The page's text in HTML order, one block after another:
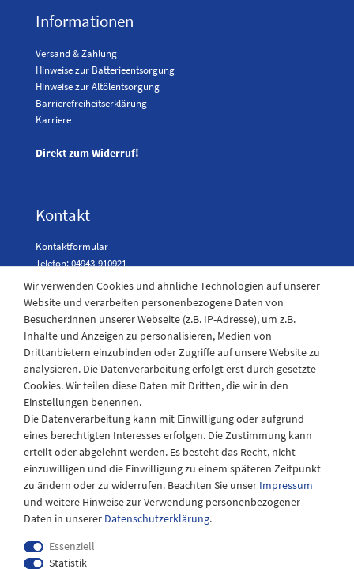
Informationen
Versand & Zahlung
Hinweise zur Batterieentsorgung
Hinweise zur Altölentsorgung
Barrierefreiheitserklärung
Karriere
Direkt zum Widerruf!
Kontakt
Kontaktformular
Telefon: 04943-910921
Laden Öffnungszeiten
Montag - Freitag
08:30 - 12:30 und 13.00 - 17.30 Uhr
Samstags
08:30 bis 12:30 Uhr
Wir verwenden Cookies und ähnliche Technologien auf unserer
Website und verarbeiten personenbezogene Daten von
Besucher:innen unserer Webseite (z.B. IP-Adresse), um z.B.
Inhalte und Anzeigen zu personalisieren, Medien von
Drittanbietern einzubinden oder Zugriffe auf unsere Website zu
analysieren. Die Datenverarbeitung erfolgt erst durch gesetzte
Cookies. Wir teilen diese Daten mit Dritten, die wir in den
Einstellungen benennen.
Die Datenverarbeitung kann mit Einwilligung oder aufgrund
eines berechtigten Interesses erfolgen. Die Zustimmung kann
erteilt oder abgelehnt werden. Es besteht das Recht, nicht
einzuwilligen und die Einwilligung zu einem späteren Zeitpunkt
zu ändern oder zu widerrufen. Beachten Sie unser Impressum
und weitere Hinweise zur Verwendung personenbezogener
Daten in unserer Daten­schutz­erklärung.
Essenziell
Statistik